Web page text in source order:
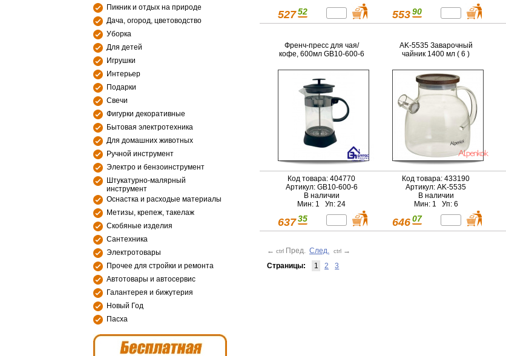
Пикник и отдых на природе
Дача, огород, цветоводство
Уборка
Для детей
Игрушки
Интерьер
Подарки
Свечи
Фигурки декоративные
Бытовая электротехника
Для домашних животных
Ручной инструмент
Электро и бензоинструмент
Штукатурно-малярный
инструмент
Оснастка и расходые материалы
Метизы, крепеж, такелаж
Скобяные изделия
Сантехника
Электротовары
Прочее для стройки и ремонта
Автотовары и автосервис
Галантерея и бижутерия
Новый Год
Пасха
527 52 553 90
Френч-пресс для чая/
кофе, 600мл GB10-600-6
Код товара: 404770
Артикул: GB10-600-6
В наличии
Мин: 1 Уп: 24
637 35
AK-5535 Заварочный
чайник 1400 мл ( 6 )
Код товара: 433190
Артикул: AK-5535
В наличии
Мин: 1 Уп: 6
646 07
← ctrl Пред. След. ctrl →
Страницы:
1 2 3